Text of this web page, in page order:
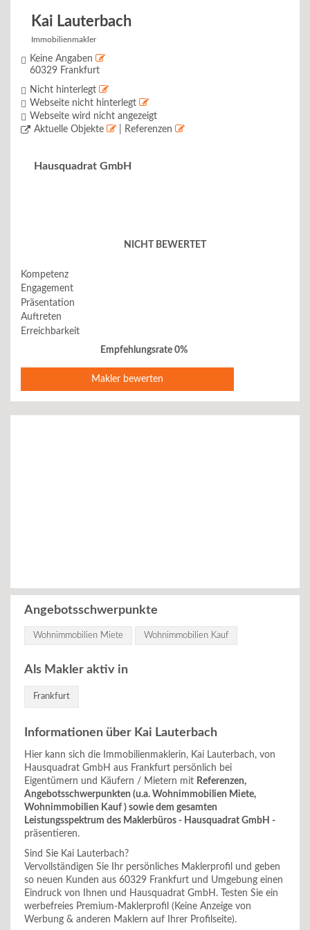
Kai Lauterbach
Immobilienmakler
Keine Angaben
60329 Frankfurt
Nicht hinterlegt
Webseite nicht hinterlegt
Webseite wird nicht angezeigt
Aktuelle Objekte
| Referenzen
Hausquadrat GmbH
NICHT BEWERTET
Kompetenz
Engagement
Präsentation
Auftreten
Erreichbarkeit
Empfehlungsrate 0%
Makler bewerten
Angebotsschwerpunkte
Wohnimmobilien Miete Wohnimmobilien Kauf
Als Makler aktiv in
Frankfurt
Informationen über Kai Lauterbach
Hier kann sich die Immobilienmaklerin, Kai Lauterbach, von
Hausquadrat GmbH aus Frankfurt persönlich bei
Eigentümern und Käufern / Mietern mit Referenzen,
Angebotsschwerpunkten (u.a. Wohnimmobilien Miete,
Wohnimmobilien Kauf ) sowie dem gesamten
Leistungsspektrum des Maklerbüros - Hausquadrat GmbH -
präsentieren.
Sind Sie Kai Lauterbach?
Vervollständigen Sie Ihr persönliches Maklerprofil und geben
so neuen Kunden aus 60329 Frankfurt und Umgebung einen
Eindruck von Ihnen und Hausquadrat GmbH. Testen Sie ein
werbefreies Premium-Maklerprofil (Keine Anzeige von
Werbung & anderen Maklern auf Ihrer Profilseite).